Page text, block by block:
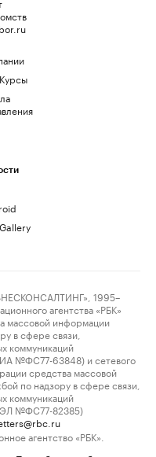
1995–
агентства «РБК»
массовой информации
в сфере связи,
коммуникаций
№ФС77-63848) и сетевого
средства массовой
по надзору в сфере связи,
коммуникаций
ЭЛ №ФС77-82385)
агентство «РБК».